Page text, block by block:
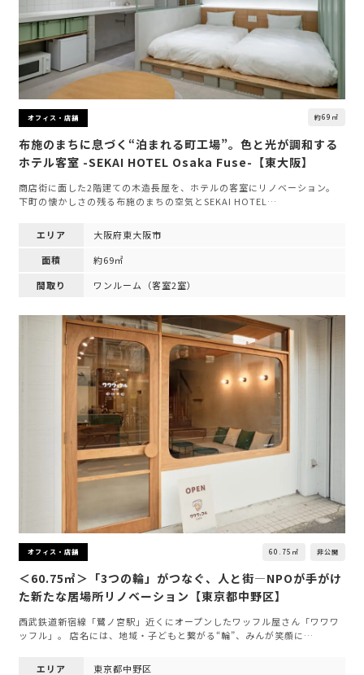
オフィス・店舗 約69㎡
布施のまちに息づく“泊まれる町工場”。色と光が調和する
ホテル客室 -SEKAI HOTEL Osaka Fuse-【東大阪】
商店街に面した2階建ての木造長屋を、ホテルの客室にリノベーション。
下町の懐かしさの残る布施のまちの空気とSEKAI HOTEL…
エリア
大阪府東大阪市
面積
約69㎡
間取り
ワンルーム（客室2室）
オフィス・店舗 60.75㎡ 非公開
＜60.75㎡＞「3つの輪」がつなぐ、人と街—NPOが手がけ
た新たな居場所リノベーション【東京都中野区】
西武鉄道新宿線「鷺ノ宮駅」近くにオープンしたワッフル屋さん「ワワワ
ッフル」。 店名には、地域・子どもと繋がる“輪”、みんが笑顔に…
エリア
東京都中野区